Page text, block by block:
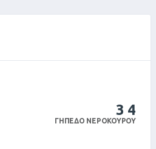
3 4
ΓΉΠΕΔΟ ΝΕΡΟΚΟΎΡΟΥ